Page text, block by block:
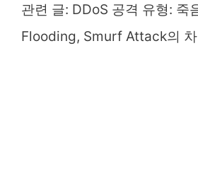
관련 글: DDoS 공격 유형: 죽
Flooding, Smurf Attack의 차